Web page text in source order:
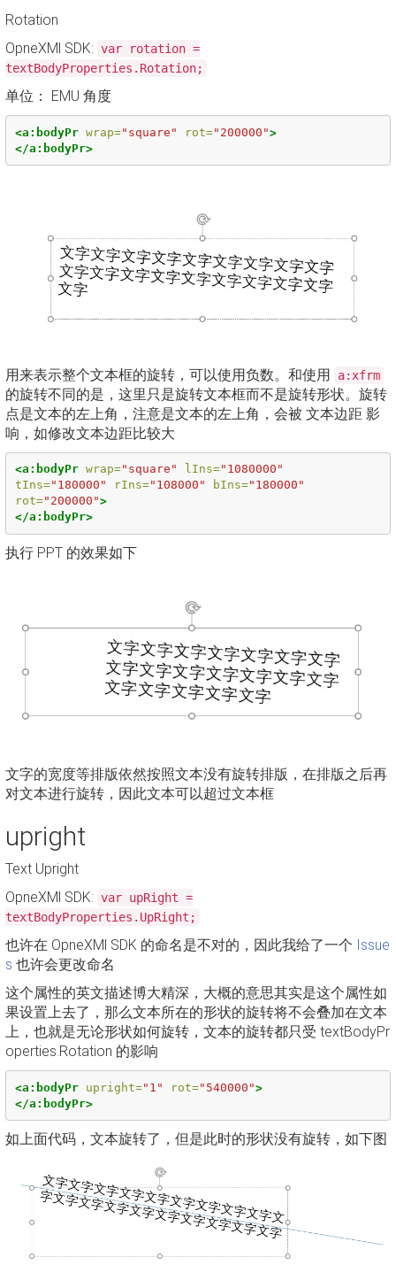
Rotation
OpneXMl SDK: var rotation =
textBodyProperties.Rotation;
单位： EMU 角度
<a:bodyPr wrap="square" rot="200000">
</a:bodyPr>
用来表示整个文本框的旋转，可以使用负数。和使用 a:xfrm
的旋转不同的是，这里只是旋转文本框而不是旋转形状。旋转
点是文本的左上角，注意是文本的左上角，会被 文本边距 影
响，如修改文本边距比较大
<a:bodyPr wrap="square" lIns="1080000"
tIns="180000" rIns="108000" bIns="180000"
rot="200000">
</a:bodyPr>
执行 PPT 的效果如下
文字的宽度等排版依然按照文本没有旋转排版，在排版之后再
对文本进行旋转，因此文本可以超过文本框
upright
Text Upright
OpneXMl SDK: var upRight =
textBodyProperties.UpRight;
也许在 OpneXMl SDK 的命名是不对的，因此我给了一个 Issue
s 也许会更改命名
这个属性的英文描述博大精深，大概的意思其实是这个属性如
果设置上去了，那么文本所在的形状的旋转将不会叠加在文本
上，也就是无论形状如何旋转，文本的旋转都只受 textBodyPr
operties.Rotation 的影响
<a:bodyPr upright="1" rot="540000">
</a:bodyPr>
如上面代码，文本旋转了，但是此时的形状没有旋转，如下图